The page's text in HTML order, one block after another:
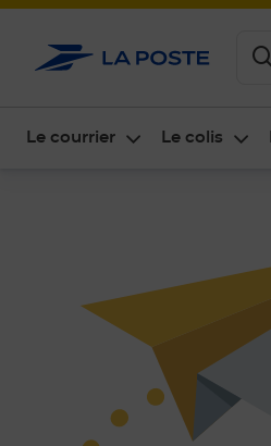
Le courrier Le colis